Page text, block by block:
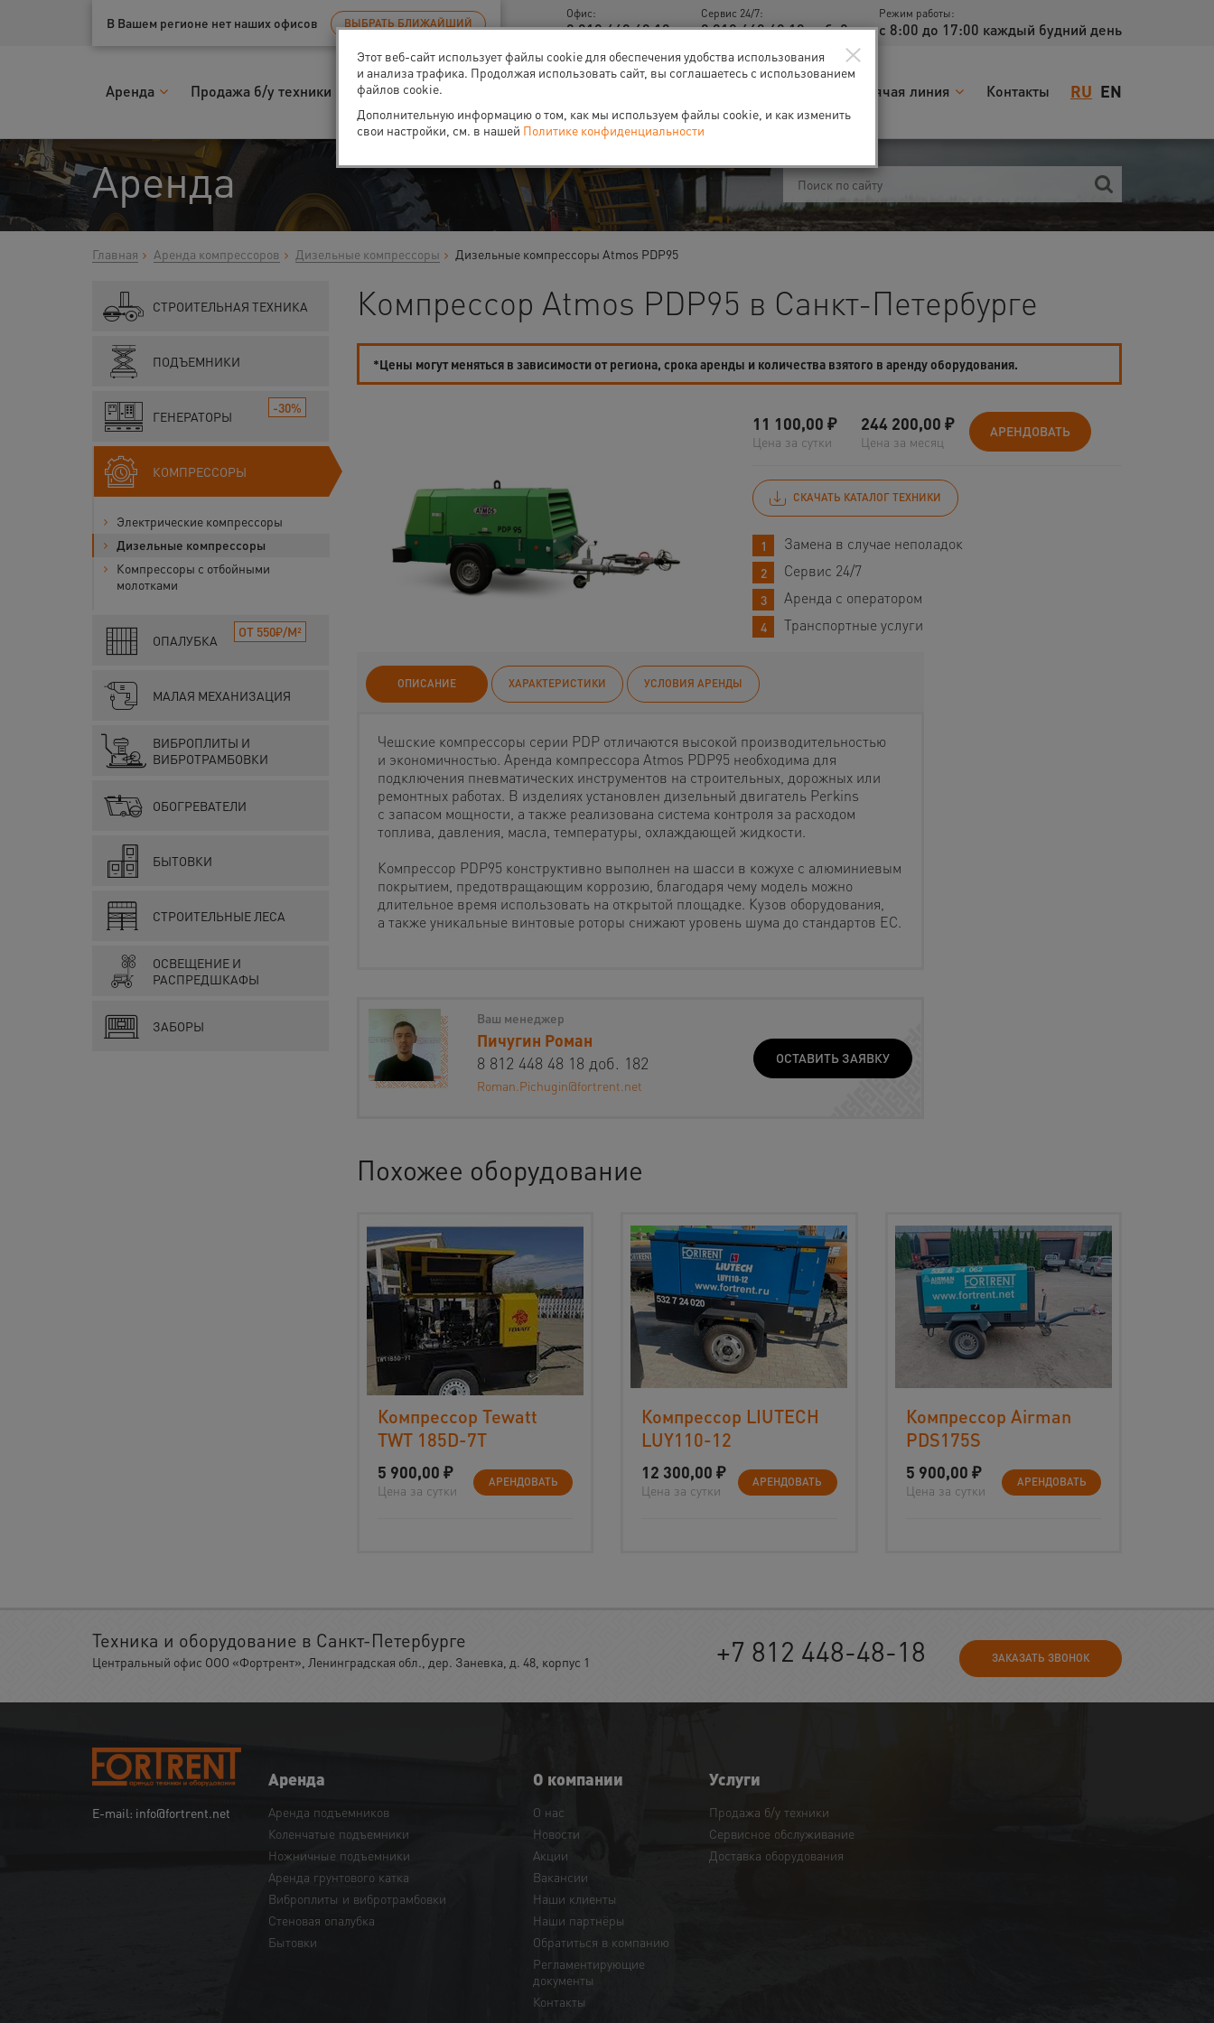
Ваш город:Санкт-Петербург
В Вашем регионе нет наших офисов ВЫБРАТЬ БЛИЖАЙШИЙ
Офис:
8 812 448 48 18
Сервис 24/7:
8 812 448 48 18 доб. 2
Режим работы:
с 8:00 до 17:00 каждый будний день
RU EN
Аренда Продажа б/у техники Запчасти Горячая линия Контакты
Аренда
Главная Аренда компрессоров Дизельные компрессоры Дизельные компрессоры Atmos PDP95
СТРОИТЕЛЬНАЯ ТЕХНИКА
ПОДЪЕМНИКИ
ГЕНЕРАТОРЫ
-30%
КОМПРЕССОРЫ
Электрические компрессоры
Дизельные компрессоры
Компрессоры с отбойными
молотками
ОПАЛУБКА
ОТ 550₽/М²
МАЛАЯ МЕХАНИЗАЦИЯ
ВИБРОПЛИТЫ И
ВИБРОТРАМБОВКИ
ОБОГРЕВАТЕЛИ
БЫТОВКИ
СТРОИТЕЛЬНЫЕ ЛЕСА
ОСВЕЩЕНИЕ И
РАСПРЕДШКАФЫ
ЗАБОРЫ
Компрессор Atmos PDP95 в Санкт-Петербурге
*Цены могут меняться в зависимости от региона, срока аренды и количества взятого в аренду оборудования.
11 100,00 ₽
Цена за сутки
244 200,00 ₽
Цена за месяц
АРЕНДОВАТЬ
СКАЧАТЬ КАТАЛОГ ТЕХНИКИ
Замена в случае неполадок
Сервис 24/7
Аренда с оператором
Транспортные услуги
ОПИСАНИЕ ХАРАКТЕРИСТИКИ УСЛОВИЯ АРЕНДЫ
Чешские компрессоры серии PDP отличаются высокой производительностью
и экономичностью. Аренда компрессора Atmos PDP95 необходима для
подключения пневматических инструментов на строительных, дорожных или
ремонтных работах. В изделиях установлен дизельный двигатель Perkins
с запасом мощности, а также реализована система контроля за расходом
топлива, давления, масла, температуры, охлаждающей жидкости.
Компрессор PDP95 конструктивно выполнен на шасси в кожухе с алюминиевым
покрытием, предотвращающим коррозию, благодаря чему модель можно
длительное время использовать на открытой площадке. Кузов оборудования,
а также уникальные винтовые роторы снижают уровень шума до стандартов ЕС.
Ваш менеджер
Пичугин Роман
8 812 448 48 18 доб. 182
Roman.Pichugin@fortrent.net
ОСТАВИТЬ ЗАЯВКУ
Похожее оборудование
Компрессор Tewatt
TWT 185D-7T
5 900,00 ₽
Цена за сутки
АРЕНДОВАТЬ
Компрессор LIUTECH
LUY110-12
12 300,00 ₽
Цена за сутки
АРЕНДОВАТЬ
Компрессор Airman
PDS175S
5 900,00 ₽
Цена за сутки
АРЕНДОВАТЬ
Техника и оборудование в Санкт-Петербурге
Центральный офис ООО «Фортрент», Ленинградская обл., дер. Заневка, д. 48, корпус 1 +7 812 448-48-18 ЗАКАЗАТЬ ЗВОНОК
E-mail: info@fortrent.net
Аренда
Аренда подъемников
Коленчатые подъемники
Ножничные подъемники
Аренда грунтового катка
Виброплиты и вибротрамбовки
Cтеновая опалубка
Бытовки
О компании
О нас
Новости
Акции
Вакансии
Наши клиенты
Наши партнёры
Обратиться в компанию
Регламентирующие
документы
Контакты
Услуги
Продажа б/у техники
Сервисное обслуживание
Доставка оборудования
×
Этот веб-сайт использует файлы cookie для обеспечения удобства использования
и анализа трафика. Продолжая использовать сайт, вы соглашаетесь с использованием
файлов cookie.
Дополнительную информацию о том, как мы используем файлы cookie, и как изменить
свои настройки, см. в нашей Политике конфиденциальности